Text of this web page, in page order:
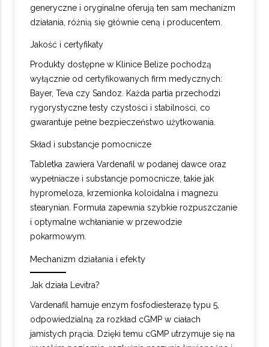
generyczne i oryginalne oferują ten sam mechanizm
działania, różnią się głównie ceną i producentem.
Jakość i certyfikaty
Produkty dostępne w Klinice Belize pochodzą
wyłącznie od certyfikowanych firm medycznych:
Bayer, Teva czy Sandoz. Każda partia przechodzi
rygorystyczne testy czystości i stabilności, co
gwarantuje pełne bezpieczeństwo użytkowania.
Skład i substancje pomocnicze
Tabletka zawiera Vardenafil w podanej dawce oraz
wypełniacze i substancje pomocnicze, takie jak
hypromeloza, krzemionka koloidalna i magnezu
stearynian. Formuła zapewnia szybkie rozpuszczanie
i optymalne wchłanianie w przewodzie
pokarmowym.
Mechanizm działania i efekty
Jak działa Levitra?
Vardenafil hamuje enzym fosfodiesterazę typu 5,
odpowiedzialną za rozkład cGMP w ciałach
jamistych prącia. Dzięki temu cGMP utrzymuje się na